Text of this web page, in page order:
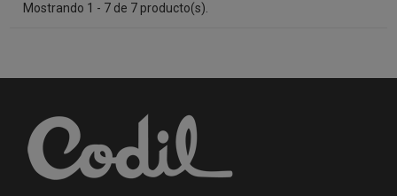
Mostrando 1 - 7 de 7 producto(s).